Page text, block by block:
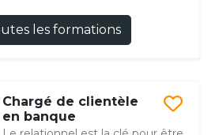
les formations
Chargé de clientèle
en banque